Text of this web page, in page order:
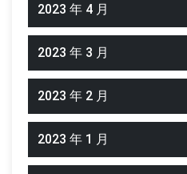
2023 年 4 月
2023 年 3 月
2023 年 2 月
2023 年 1 月